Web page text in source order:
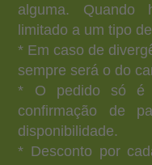
alguma. Quando
limitado a um tipo
* Em caso de
sempre será o do
* O pedido só é
confirmação de
disponibilidade.
* Desconto por